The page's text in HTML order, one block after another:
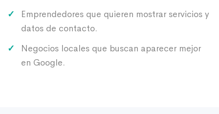
Emprendedores que quieren mostrar servicios y
datos de contacto.
Negocios locales que buscan aparecer mejor
en Google.